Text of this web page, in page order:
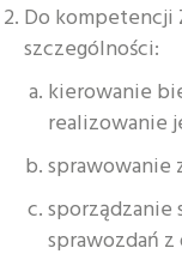
Do kompetencji
szczególności:
kierowanie
realizowanie
sprawowanie
sporządzanie
sprawozdań z